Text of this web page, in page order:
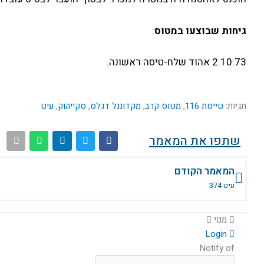
גיחות שבוצעו במטוס:
2.10.73 אהוד שלח-טיסה ראשונה.
תגיות: טייסת 116 ,מטוס קרב,מקדוננל דגלס, סקייהוק,עיט
שתפו את המאמר
קודם
המאמר הקודם
עיט 374
מנוי
Notify of